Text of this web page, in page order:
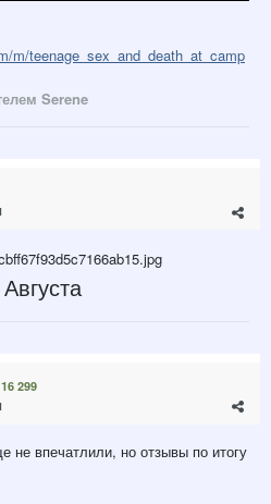
m/teenage_sex_and_death_at_camp
Serene
16 299
не впечатлили, но отзывы по итогу